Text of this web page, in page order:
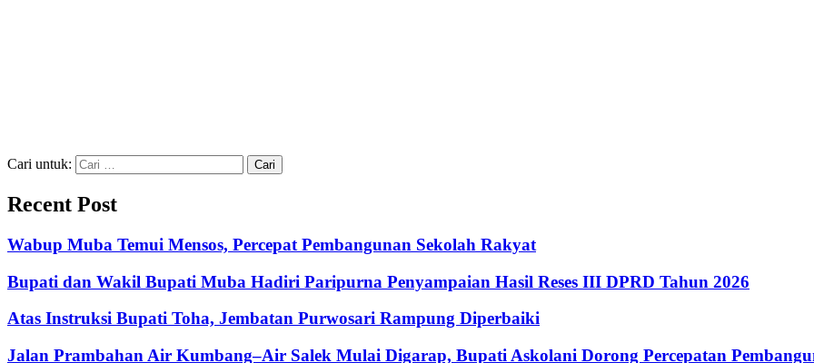
Cari untuk:
Recent Post
Wabup Muba Temui Mensos, Percepat Pembangunan Sekolah Rakyat
Bupati dan Wakil Bupati Muba Hadiri Paripurna Penyampaian Hasil Reses III DPRD Tahun 2026
Atas Instruksi Bupati Toha, Jembatan Purwosari Rampung Diperbaiki
Jalan Prambahan Air Kumbang–Air Salek Mulai Digarap, Bupati Askolani Dorong Percepatan